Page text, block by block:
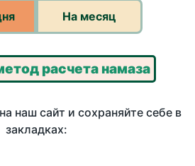
На месяц
расчета намаза
наш сайт и сохраняйте себе в
закладках: